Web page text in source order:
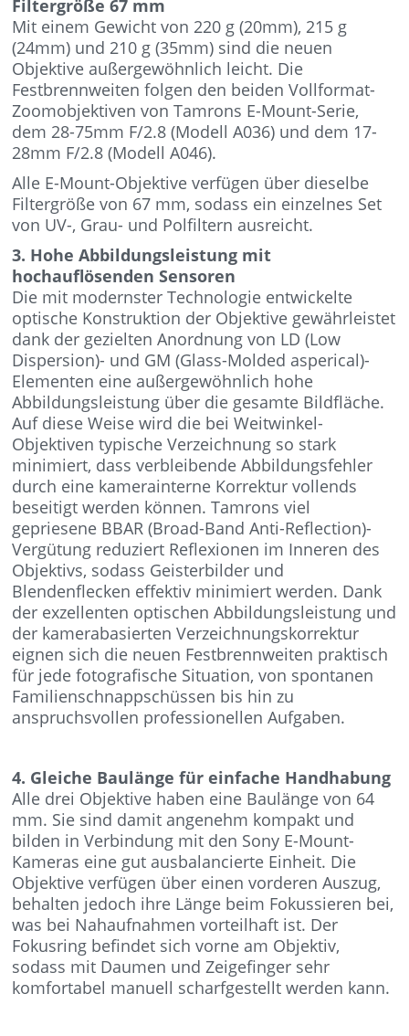
Filtergröße 67 mm
Mit einem Gewicht von 220 g (20mm), 215 g
(24mm) und 210 g (35mm) sind die neuen
Objektive außergewöhnlich leicht. Die
Festbrennweiten folgen den beiden Vollformat-
Zoomobjektiven von Tamrons E-Mount-Serie,
dem 28-75mm F/2.8 (Modell A036) und dem 17-
28mm F/2.8 (Modell A046).
Alle E-Mount-Objektive verfügen über dieselbe
Filtergröße von 67 mm, sodass ein einzelnes Set
von UV-, Grau- und Polfiltern ausreicht.
3. Hohe Abbildungsleistung mit
hochauflösenden Sensoren
Die mit modernster Technologie entwickelte
optische Konstruktion der Objektive gewährleistet
dank der gezielten Anordnung von LD (Low
Dispersion)- und GM (Glass-Molded asperical)-
Elementen eine außergewöhnlich hohe
Abbildungsleistung über die gesamte Bildfläche.
Auf diese Weise wird die bei Weitwinkel-
Objektiven typische Verzeichnung so stark
minimiert, dass verbleibende Abbildungsfehler
durch eine kamerainterne Korrektur vollends
beseitigt werden können. Tamrons viel
gepriesene BBAR (Broad-Band Anti-Reflection)-
Vergütung reduziert Reflexionen im Inneren des
Objektivs, sodass Geisterbilder und
Blendenflecken effektiv minimiert werden. Dank
der exzellenten optischen Abbildungsleistung und
der kamerabasierten Verzeichnungskorrektur
eignen sich die neuen Festbrennweiten praktisch
für jede fotografische Situation, von spontanen
Familienschnappschüssen bis hin zu
anspruchsvollen professionellen Aufgaben.
4. Gleiche Baulänge für einfache Handhabung
Alle drei Objektive haben eine Baulänge von 64
mm. Sie sind damit angenehm kompakt und
bilden in Verbindung mit den Sony E-Mount-
Kameras eine gut ausbalancierte Einheit. Die
Objektive verfügen über einen vorderen Auszug,
behalten jedoch ihre Länge beim Fokussieren bei,
was bei Nahaufnahmen vorteilhaft ist. Der
Fokusring befindet sich vorne am Objektiv,
sodass mit Daumen und Zeigefinger sehr
komfortabel manuell scharfgestellt werden kann.